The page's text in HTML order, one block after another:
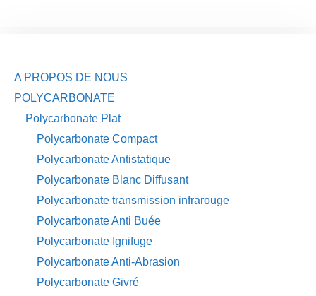
A PROPOS DE NOUS
POLYCARBONATE
Polycarbonate Plat
Polycarbonate Compact
Polycarbonate Antistatique
Polycarbonate Blanc Diffusant
Polycarbonate transmission infrarouge
Polycarbonate Anti Buée
Polycarbonate Ignifuge
Polycarbonate Anti-Abrasion
Polycarbonate Givré